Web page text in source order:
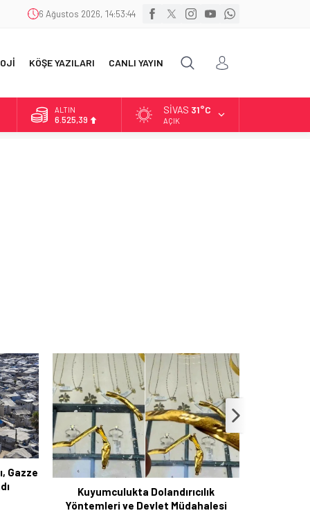
6 Ağustos 2026, 14:53:46
KÖŞE YAZILARI CANLI YAYIN
ALTIN
6.525,39
SIVAS 31°C
AÇIK
Gazze
Kuyumculukta Dolandırıcılık
Yöntemleri ve Devlet Müdahalesi